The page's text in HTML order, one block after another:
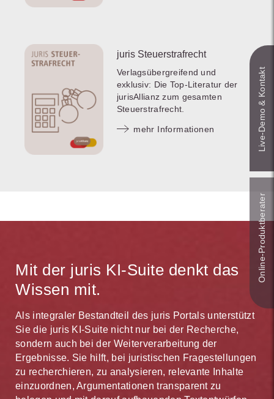
juris Steuerstrafrecht
Verlagsübergreifend und
exklusiv: Die Top-Literatur der
jurisAllianz zum gesamten
Steuerstrafrecht.
mehr Informationen
Mit der juris KI-Suite denkt das
Wissen mit.
Als integraler Bestandteil des juris Portals unterstützt
Sie die juris KI-Suite nicht nur bei der Recherche,
sondern auch bei der Weiterverarbeitung der
Ergebnisse. Sie hilft, bei juristischen Fragestellungen
zu recherchieren, zu analysieren, relevante Inhalte
einzuordnen, Argumentationen transparent zu
Live‑Demo & Kontakt
Online-Produkt­berater